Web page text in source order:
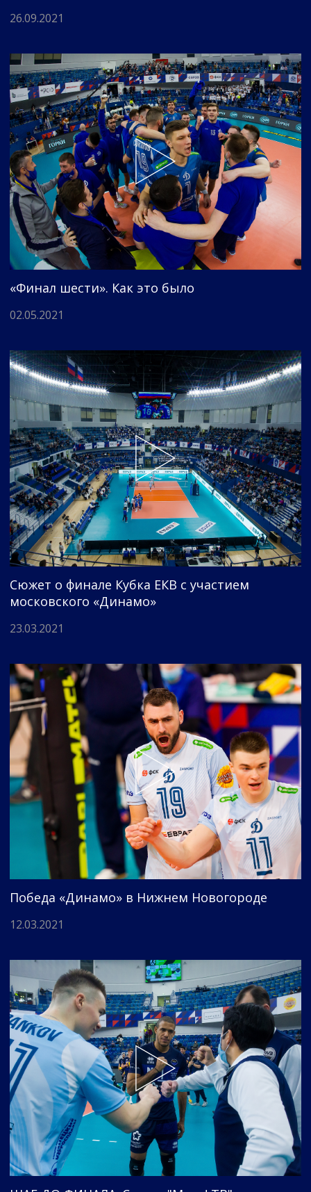
26.09.2021
«Финал шести». Как это было
02.05.2021
Сюжет о финале Кубка ЕКВ с участием
московского «Динамо»
23.03.2021
Победа «Динамо» в Нижнем Новогороде
12.03.2021